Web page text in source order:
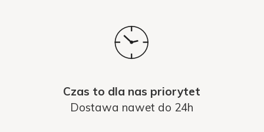
Czas to dla nas priorytet
Dostawa nawet do 24h